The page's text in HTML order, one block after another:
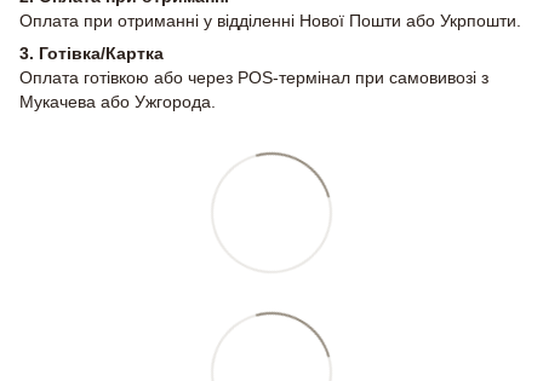
Оплата при отриманні у відділенні Нової Пошти або Укрпошти.
3. Готівка/Картка
Оплата готівкою або через POS-термінал при самовивозі з
Мукачева або Ужгорода.